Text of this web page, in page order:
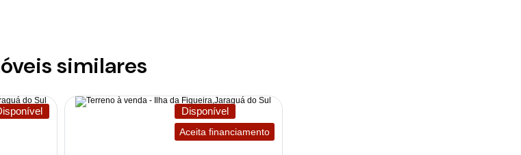
similares
Disponível
Aceita financiamento